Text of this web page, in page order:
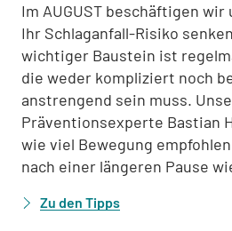
Im AUGUST beschäftigen
Ihr Schlaganfall-Risiko
wichtiger Baustein ist
die weder kompliziert noch
anstrengend sein muss.
Präventionsexperte Bastian
wie viel Bewegung
nach einer längeren Pause
Zu den Tipps